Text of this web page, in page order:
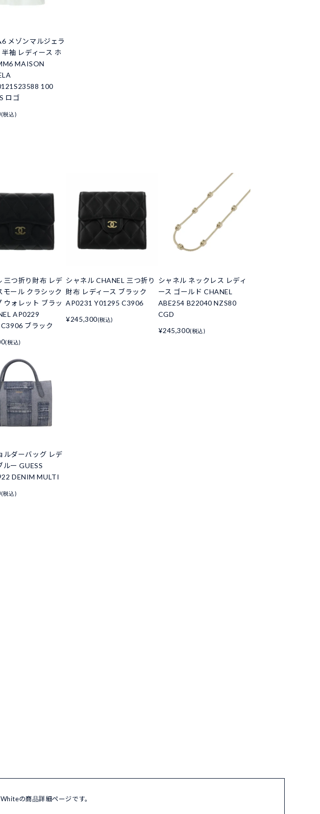
メゾンマルジェラ
袖 レディース ホ
MAISON
100
ロゴ
(税込)
三つ折り財布 レデ
モール クラシック
ウォレット ブラッ
AP0229
ブラック
(税込)
シャネル CHANEL 三つ折り
財布 レディース ブラック
AP0231 Y01295 C3906
¥245,300(税込)
シャネル ネックレス レディ
ース ゴールド CHANEL
ABE254 B22040 NZS80
CGD
¥245,300(税込)
ルダーバッグ レデ
ルー GUESS
DENIM MULTI
(税込)
の商品詳細ページです。